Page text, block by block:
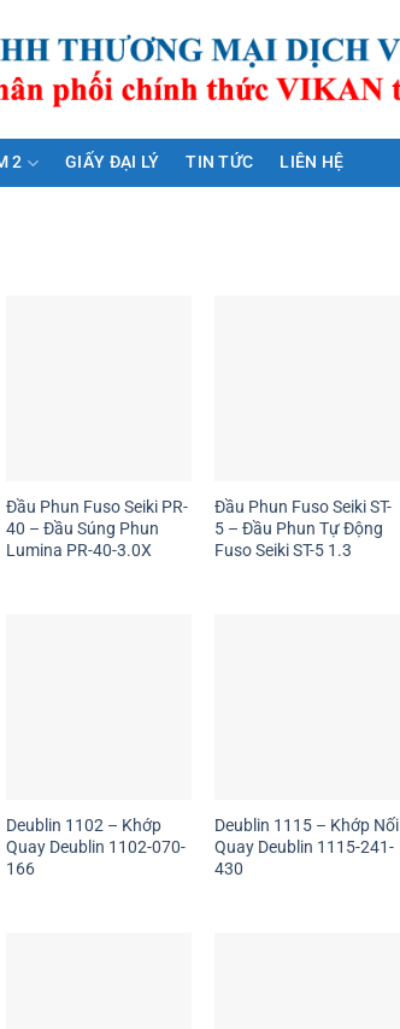
2 GIẤY ĐẠI LÝ TIN TỨC LIÊN HỆ
Đầu Phun Fuso Seiki PR-
40 – Đầu Súng Phun
Lumina PR-40-3.0X
Đầu Phun Fuso Seiki ST-
5 – Đầu Phun Tự Động
Fuso Seiki ST-5 1.3
Deublin 1102 – Khớp
Quay Deublin 1102-070-
166
Deublin 1115 – Khớp Nối
Quay Deublin 1115-241-
430